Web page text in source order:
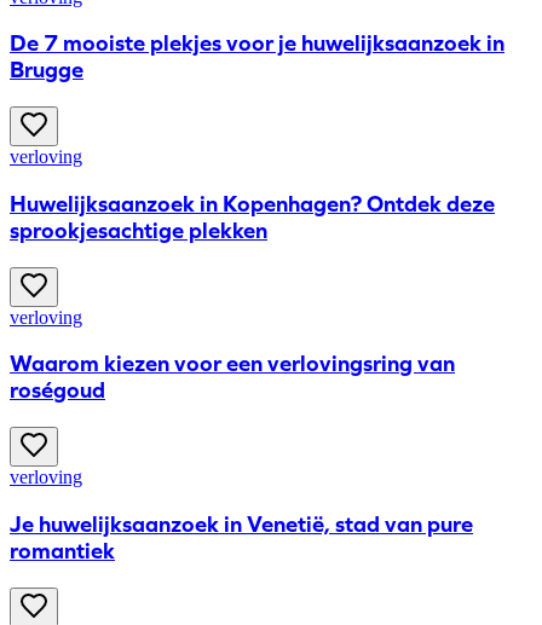
De 7 mooiste plekjes voor je huwelijksaanzoek in
Brugge
verloving
Huwelijksaanzoek in Kopenhagen? Ontdek deze
sprookjesachtige plekken
verloving
Waarom kiezen voor een verlovingsring van
roségoud
verloving
Je huwelijksaanzoek in Venetië, stad van pure
romantiek